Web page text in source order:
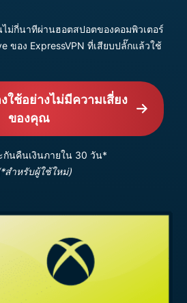
ไม่กี่นาทีผ่านฮอตสปอตของคอมพิวเตอร์
ของ ExpressVPN ที่เสียบปลั๊กแล้วใช้
ใช้อย่างไม่มีความเสี่ยง
ของคุณ
กันคืนเงินภายใน 30 วัน*
สำหรับผู้ใช้ใหม่)